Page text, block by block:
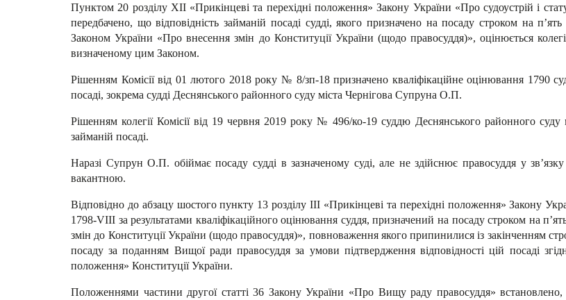
Пунктом 20 розділу XII «Прикінцеві та перехідні положення» Закону України «Про судоустрій і
передбачено, що відповідність займаній посаді судді, якого призначено на посаду строком на
Законом України «Про внесення змін до Конституції України (щодо правосуддя)», оцінюється
визначеному цим Законом.
Рішенням Комісії від 01 лютого 2018 року № 8/зп-18 призначено кваліфікаційне оцінювання 1790
посаді, зокрема судді Деснянського районного суду міста Чернігова Супруна О.П.
Рішенням колегії Комісії від 19 червня 2019 року № 496/ко-19 суддю Деснянського районного
займаній посаді.
Наразі Супрун О.П. обіймає посаду судді в зазначеному суді, але не здійснює правосуддя у
вакантною.
Відповідно до абзацу шостого пункту 13 розділу III «Прикінцеві та перехідні положення» Закону
1798-VІІІ за результатами кваліфікаційного оцінювання суддя, призначений на посаду строком на
змін до Конституції України (щодо правосуддя)», повноваження якого припинилися із закінченням
посаду за поданням Вищої ради правосуддя за умови підтвердження відповідності цій посаді
положення» Конституції України.
Положеннями частини другої статті 36 Закону України «Про Вищу раду правосуддя»